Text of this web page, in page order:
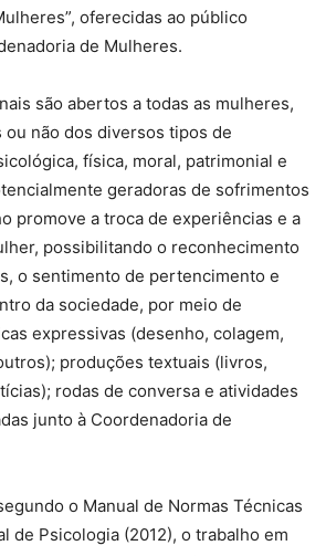
oferecidas ao público
de Mulheres.
são abertos a todas as mulheres,
ou não dos diversos tipos de
física, moral, patrimonial e
geradoras de sofrimentos
promove a troca de experiências e a
possibilitando o reconhecimento
o sentimento de pertencimento e
da sociedade, por meio de
expressivas (desenho, colagem,
produções textuais (livros,
rodas de conversa e atividades
junto à Coordenadoria de
o Manual de Normas Técnicas
de Psicologia (2012), o trabalho em